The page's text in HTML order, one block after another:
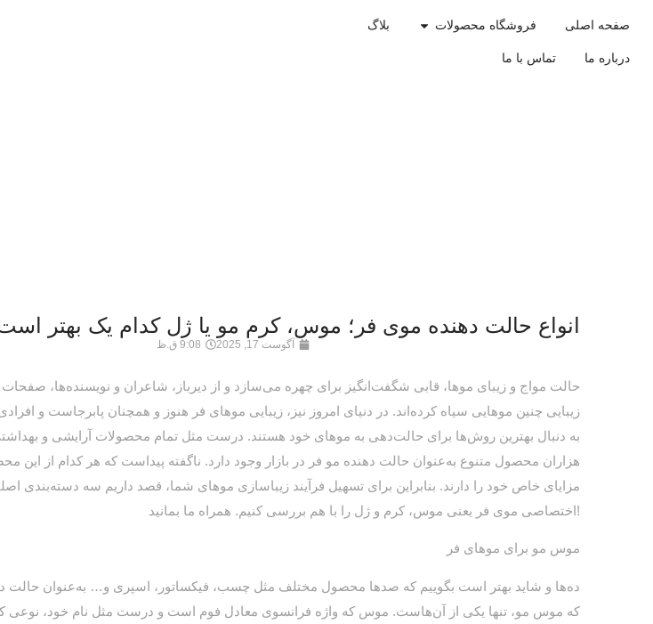
صفحه اصلی فروشگاه محصولات بلاگ
درباره ما تماس با ما
انواع حالت دهنده موی فر؛ موس، کرم مو یا ژل کدام یک بهتر
آگوست 17, 2025 9:08 ق.ظ
زیبایی چنین موهایی سیاه کرده‌اند. در دنیای امروز نیز، زیبایی موهای فر هنوز و همچنان پابرجاست و
به دنبال بهترین روش‌ها برای حالت‌دهی به موهای خود هستند. درست مثل تمام محصولات آرایشی و
هزاران محصول متنوع به‌عنوان حالت دهنده مو فر در بازار وجود دارد. ناگفته پیداست که هر کدام از این
مزایای خاص خود را دارند. بنابراین برای تسهیل فرآیند زیباسازی موهای شما، قصد داریم سه دسته‌بندی
اختصاصی موی فر یعنی موس، کرم و ژل را با هم بررسی کنیم. همراه ما بمانید!
موس مو برای موهای فر
ده‌ها و شاید بهتر است بگوییم که صدها محصول مختلف مثل چسب، فیکساتور، اسپری و… به‌عنوان حالت
که موس مو، تنها یکی از آن‌هاست. موس که واژه فرانسوی معادل فوم است و درست مثل نام خود،